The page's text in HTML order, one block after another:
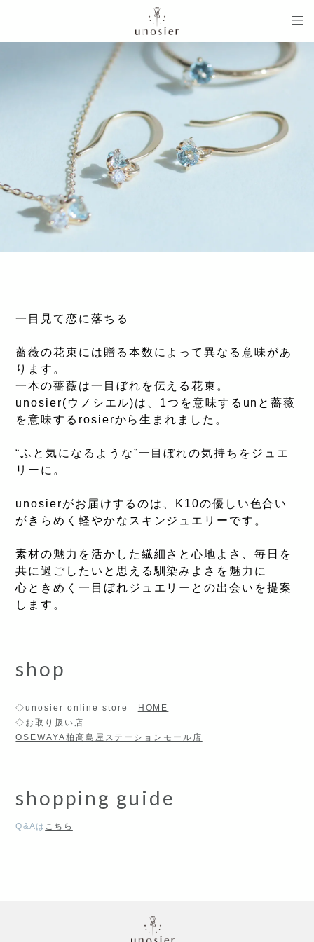
一目見て恋に落ちる
薔薇の花束には贈る本数によって異なる意味があ
ります。
一本の薔薇は一目ぼれを伝える花束。
unosier(ウノシエル)は、1つを意味するunと薔薇
を意味するrosierから生まれました。
“ふと気になるような”一目ぼれの気持ちをジュエ
リーに。
unosierがお届けするのは、K10の優しい色合い
がきらめく軽やかなスキンジュエリーです。
素材の魅力を活かした繊細さと心地よさ、毎日を
共に過ごしたいと思える馴染みよさを魅力に
心ときめく一目ぼれジュエリーとの出会いを提案
します。
shop
◇unosier online store
HOME
◇お取り扱い店
OSEWAYA柏高島屋ステーションモール店
shopping guide
Q&Aは こちら